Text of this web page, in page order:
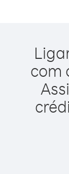
com